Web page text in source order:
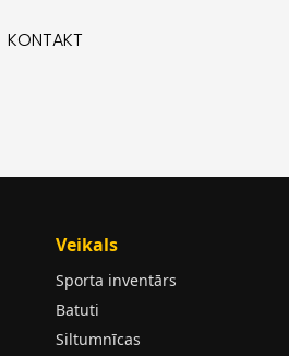
KONTAKT
Veikals
Sporta inventārs
Batuti
Siltumnīcas